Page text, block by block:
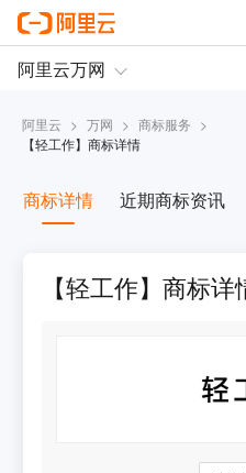
阿里云 > 万网 > 商标服务 >
【轻工作】商标详情
商标详情 近期商标资讯
【轻工作】商标详